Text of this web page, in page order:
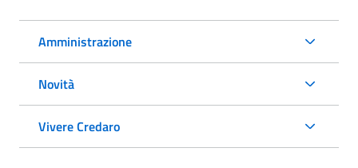
Amministrazione
Novità
Vivere Credaro